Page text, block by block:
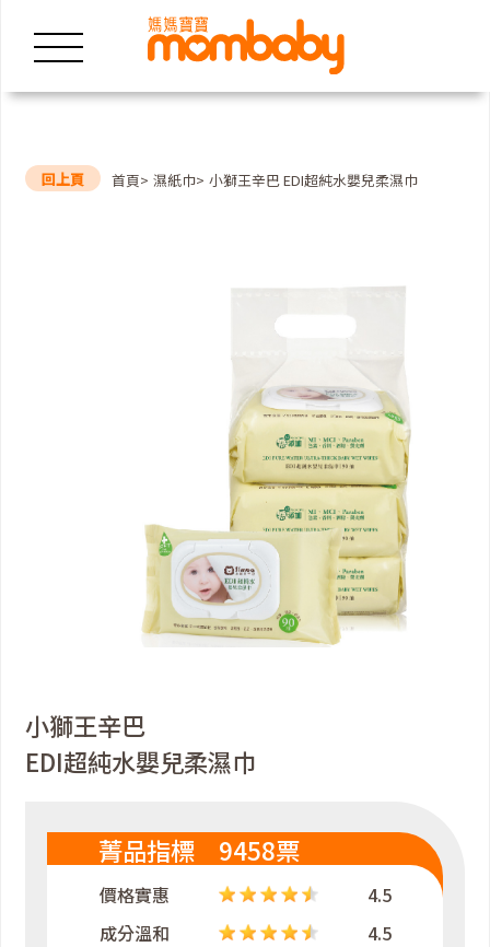
回上頁 首頁 濕紙巾 小獅王辛巴 EDI超純水嬰兒柔濕巾
小獅王辛巴
EDI超純水嬰兒柔濕巾
菁品指標 9458票
價格實惠
4.5
成分溫和
4.5